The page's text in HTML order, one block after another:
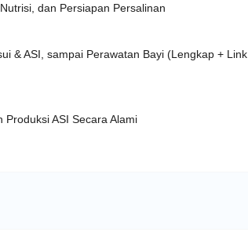
dan Persiapan Persalinan
& ASI, sampai Perawatan Bayi (Lengkap + Link
ASI Secara Alami